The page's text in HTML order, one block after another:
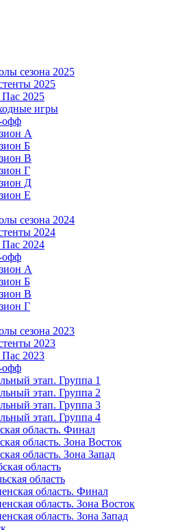
сезона 2025
2025
Пас 2025
игры
офф
A
Б
В
Г
Д
Е
сезона 2024
2024
Пас 2024
офф
A
Б
В
Г
сезона 2023
2023
Пас 2023
офф
этап. Группа 1
этап. Группа 2
этап. Группа 3
этап. Группа 4
область. Финал
область. Зона Восток
область. Зона Запад
область
область
область. Финал
область. Зона Восток
область. Зона Запад